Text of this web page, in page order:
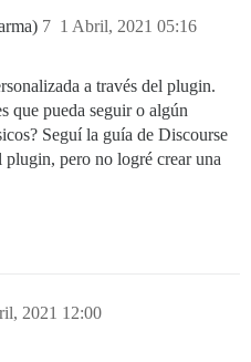
1 Abril, 2021 05:16
7
a través del plugin.
que pueda seguir o algún
Seguí la guía de Discourse
pero no logré crear una
2021 12:00